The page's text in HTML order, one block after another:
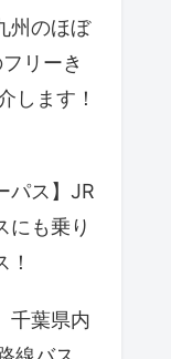
州のほぼ
リーき
します！
パス】JR
にも乗り
千葉県内